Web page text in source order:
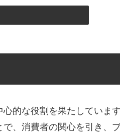
的な役割を果たしていま
、消費者の関心を引き、